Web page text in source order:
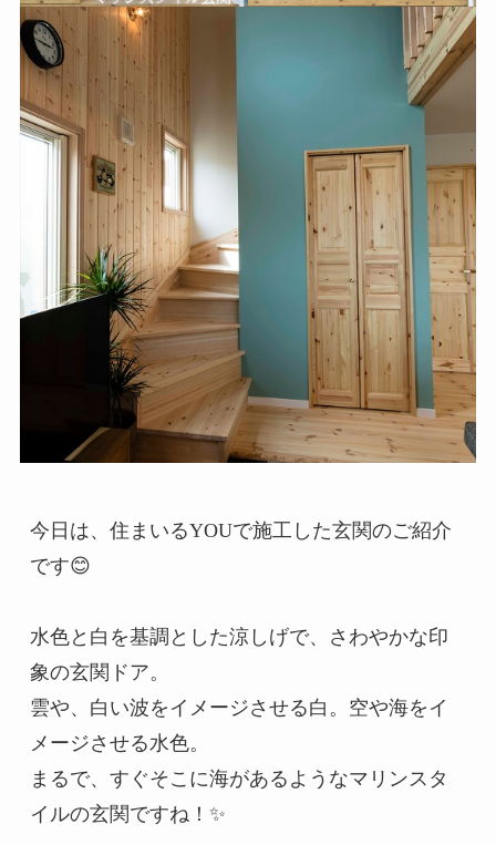
今日は、住まいるYOUで施工した玄関のご紹介
です😊
水色と白を基調とした涼しげで、さわやかな印
象の玄関ドア。
雲や、白い波をイメージさせる白。空や海をイ
メージさせる水色。
まるで、すぐそこに海があるようなマリンスタ
イルの玄関ですね！✨